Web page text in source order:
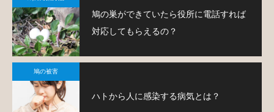
鳩の巣ができていたら役所に電話すれば
対応してもらえるの？
鳩の被害
ハトから人に感染する病気とは？